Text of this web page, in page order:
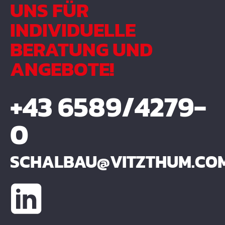
UNS FÜR
INDIVIDUELLE
BERATUNG UND
ANGEBOTE!
+43 6589/4279-
0